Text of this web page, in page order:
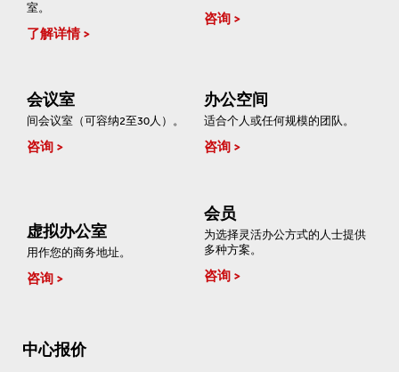
室。
了解详情
咨询
会议室
间会议室（可容纳2至30人）。
咨询
办公空间
适合个人或任何规模的团队。
咨询
虚拟办公室
用作您的商务地址。
咨询
会员
为选择灵活办公方式的人士提供
多种方案。
咨询
中心报价